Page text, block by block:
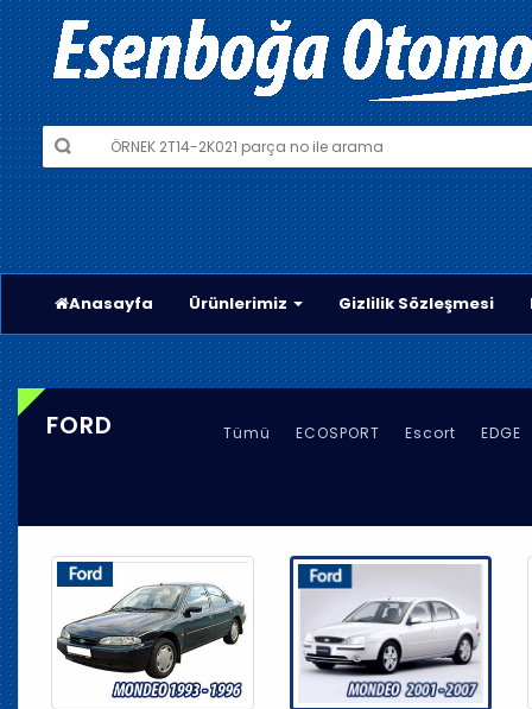
Anasayfa Ürünlerimiz Gizlilik Sözleşmesi
FORD Tümü ECOSPORT Escort EDGE